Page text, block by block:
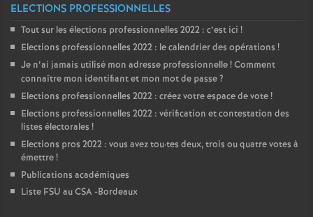
ELECTIONS PROFESSIONNELLES
Tout sur les élections professionnelles 2022 : c’est ici !
Elections professionnelles 2022 : le calendrier des opérations !
Je n’ai jamais utilisé mon adresse professionnelle! Comment
connaître mon identifiant et mon mot de passe?
Elections professionnelles 2022 : créez votre espace de vote!
Elections professionnelles 2022 : vérification et contestation des
listes électorales !
Elections pros 2022 : vous avez tou·tes deux, trois ou quatre votes à
émettre!
Publications académiques
Liste FSU au CSA -Bordeaux